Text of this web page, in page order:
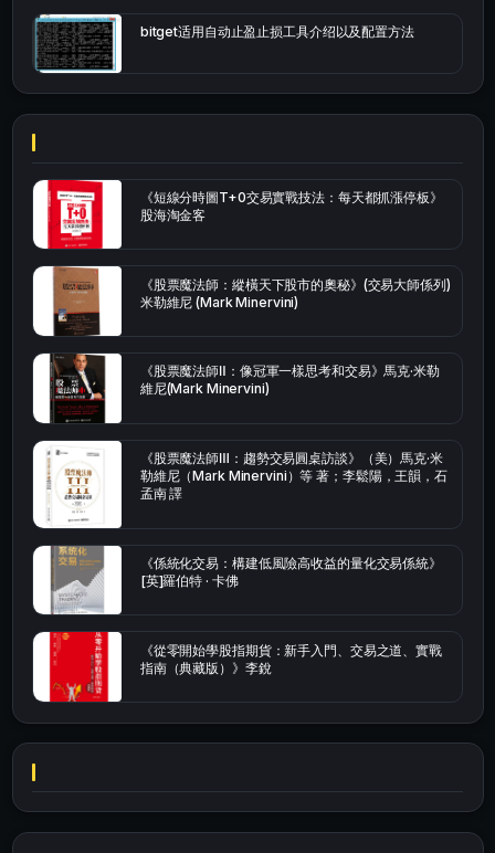
bitget适用自动止盈止损工具介绍以及配置方法
《短線分時圖T+0交易實戰技法：每天都抓漲停板》
股海淘金客
《股票魔法師：縱橫天下股市的奧秘》(交易大師係列)
米勒維尼 (Mark Minervini)
《股票魔法師Ⅱ：像冠軍一樣思考和交易》馬克·米勒
維尼(Mark Minervini)
《股票魔法師Ⅲ：趨勢交易圓桌訪談》（美）馬克·米
勒維尼（Mark Minervini）等 著；李鬆陽，王韻，石
孟南 譯
《係統化交易：構建低風險高收益的量化交易係統》
[英]羅伯特 · 卡佛
《從零開始學股指期貨：新手入門、交易之道、實戰
指南（典藏版）》李銳